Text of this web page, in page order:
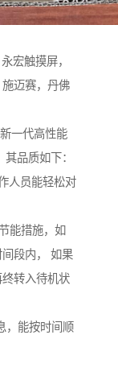
宏触摸屏，
迈赛，丹佛
一代高性能
品质如下：
人员能轻松对
能措施，如
段内， 如果
转入待机状
，能按时间顺